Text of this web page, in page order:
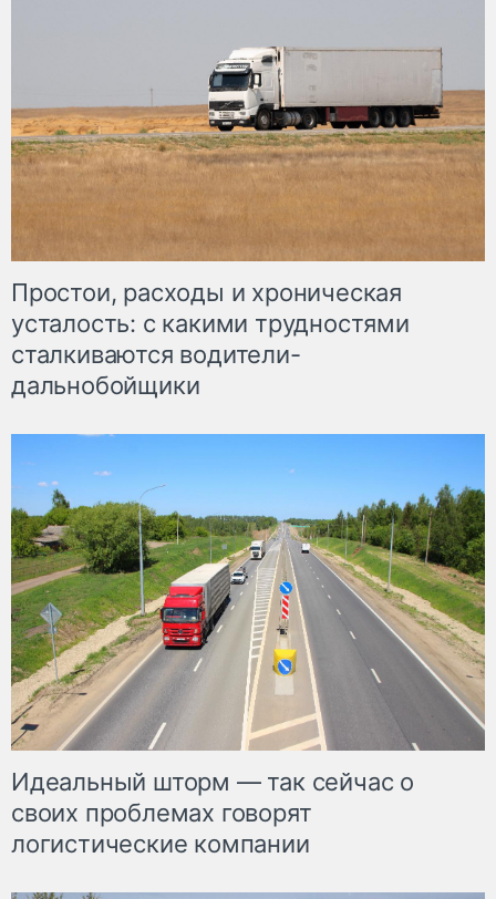
Простои, расходы и хроническая
усталость: с какими трудностями
сталкиваются водители-
дальнобойщики
Идеальный шторм — так сейчас о
своих проблемах говорят
логистические компании